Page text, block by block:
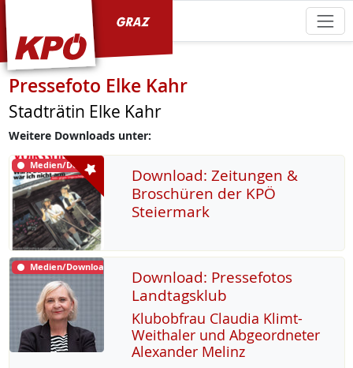
Pressefoto Elke Kahr
Stadträtin Elke Kahr
Weitere Downloads unter:
Medien/Download
Download: Zeitungen &
Broschüren der KPÖ
Steiermark
Medien/Download
Download: Pressefotos
Landtagsklub
Klu­b­ob­frau Clau­dia Klimt-
Weitha­ler und Ab­ge­ord­ne­ter
Alex­an­der Me­linz